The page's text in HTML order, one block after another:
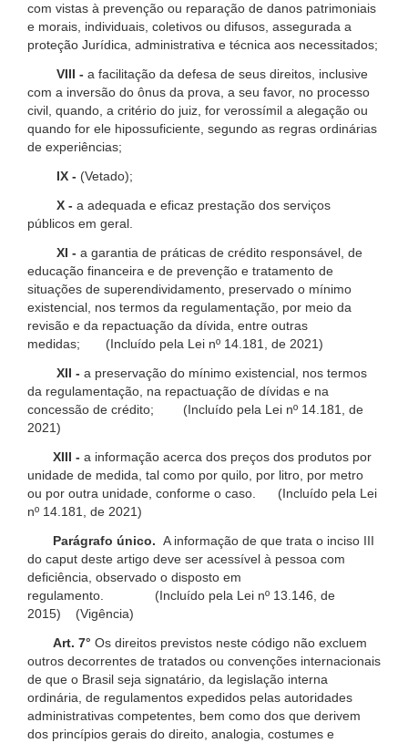
com vistas à prevenção ou reparação de danos patrimoniais
e morais, individuais, coletivos ou difusos, assegurada a
proteção Jurídica, administrativa e técnica aos necessitados;
VIII - a facilitação da defesa de seus direitos, inclusive
com a inversão do ônus da prova, a seu favor, no processo
civil, quando, a critério do juiz, for verossímil a alegação ou
quando for ele hipossuficiente, segundo as regras ordinárias
de experiências;
IX - (Vetado);
X - a adequada e eficaz prestação dos serviços
públicos em geral.
XI - a garantia de práticas de crédito responsável, de
educação financeira e de prevenção e tratamento de
situações de superendividamento, preservado o mínimo
existencial, nos termos da regulamentação, por meio da
revisão e da repactuação da dívida, entre outras
medidas; (Incluído pela Lei nº 14.181, de 2021)
XII - a preservação do mínimo existencial, nos termos
da regulamentação, na repactuação de dívidas e na
concessão de crédito; (Incluído pela Lei nº 14.181, de
2021)
XIII - a informação acerca dos preços dos produtos por
unidade de medida, tal como por quilo, por litro, por metro
ou por outra unidade, conforme o caso. (Incluído pela Lei
nº 14.181, de 2021)
Parágrafo único. A informação de que trata o inciso III
do caput deste artigo deve ser acessível à pessoa com
deficiência, observado o disposto em
regulamento. (Incluído pela Lei nº 13.146, de
2015) (Vigência)
Art. 7° Os direitos previstos neste código não excluem
outros decorrentes de tratados ou convenções internacionais
de que o Brasil seja signatário, da legislação interna
ordinária, de regulamentos expedidos pelas autoridades
administrativas competentes, bem como dos que derivem
dos princípios gerais do direito, analogia, costumes e